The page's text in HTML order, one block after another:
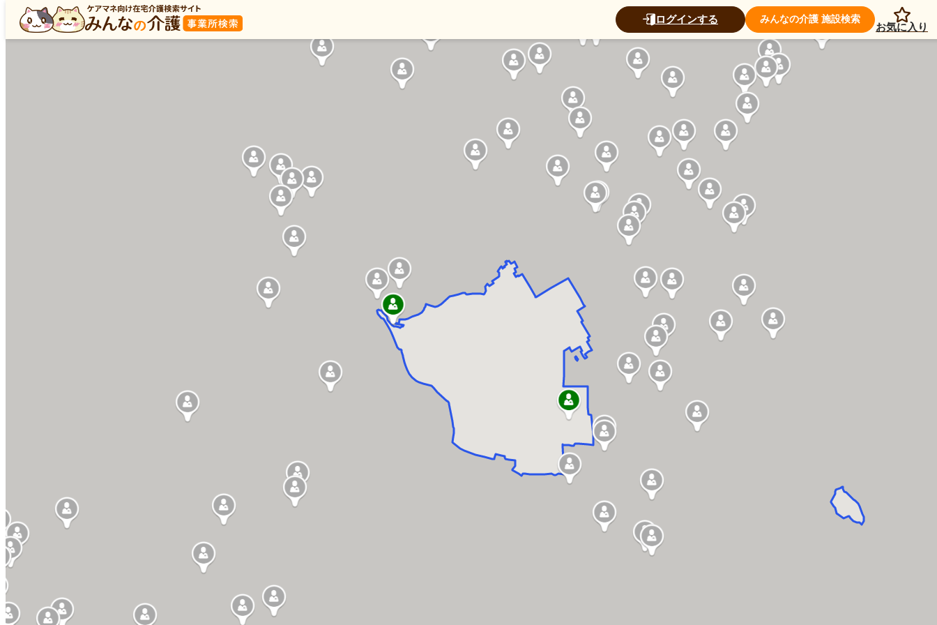
ログインする みんなの介護 施設検索
お気に入り